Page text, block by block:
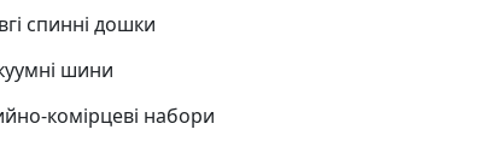
спинні дошки
шини
комірцеві набори